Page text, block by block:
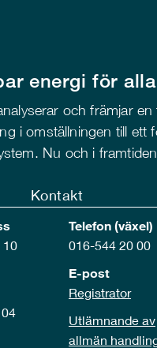
energi för alla
och främjar en
i omställningen till ett
Nu och i
Kontakt
10
Telefon (växel)
016-544 20 00
E-post
Registrator
Utlämnande av
allmän